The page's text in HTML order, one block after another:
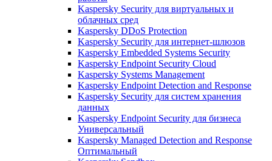
Kaspersky Security для виртуальных и
облачных сред
Kaspersky DDoS Protection
Kaspersky Security для интернет-шлюзов
Kaspersky Embedded Systems Security
Kaspersky Endpoint Security Cloud
Kaspersky Systems Management
Kaspersky Endpoint Detection and Response
Kaspersky Security для систем хранения
данных
Kaspersky Endpoint Security для бизнеса
Универсальный
Kaspersky Managed Detection and Response
Оптимальный